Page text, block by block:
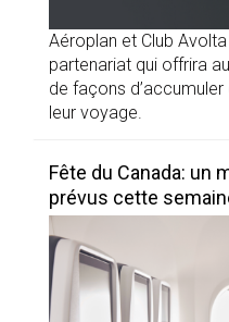
Aéroplan et Club
partenariat qui offrira
de façons
leur voyage.
Fête du Canada: un
prévus cette